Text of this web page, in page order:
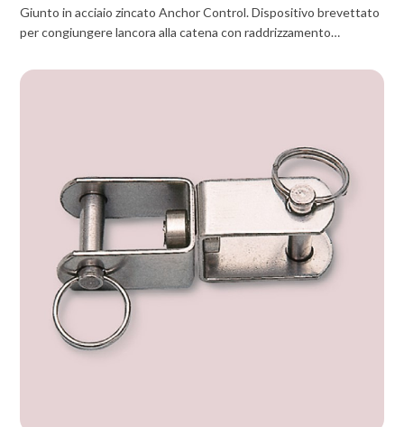
Giunto in acciaio zincato Anchor Control. Dispositivo brevettato
per congiungere lancora alla catena con raddrizzamento…